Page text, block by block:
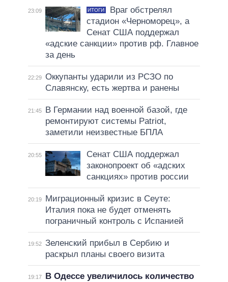
23:09 ИТОГИ
Враг обстрелял
стадион «Черноморец», а
Сенат США поддержал
«адские санкции» против рф. Главное
за день
22:29 Оккупанты ударили из РСЗО по
Славянску, есть жертва и ранены
21:45
В Германии над военной базой, где
ремонтируют системы Patriot,
заметили неизвестные БПЛА
20:55
Сенат США поддержал
законопроект об «адских
санкциях» против россии
20:19
Миграционный кризис в Сеуте:
Италия пока не будет отменять
пограничный контроль с Испанией
19:52 Зеленский прибыл в Сербию и
раскрыл планы своего визита
19:17
В Одессе увеличилось количество